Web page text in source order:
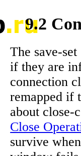
9.2
The save-
if they are
connection
remapped if
about close-
Close
survive